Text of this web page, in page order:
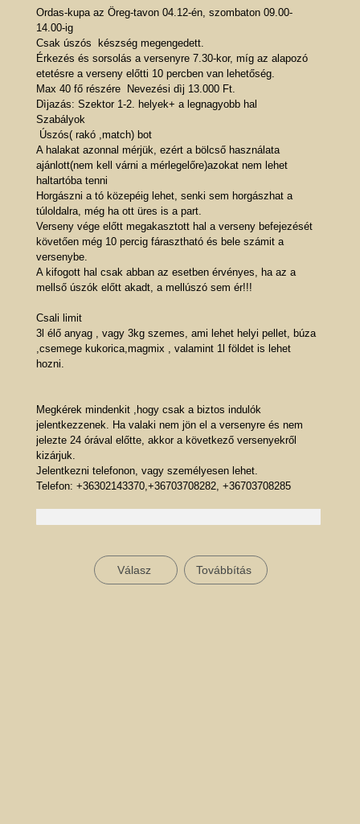
Ordas-kupa az Öreg-tavon 04.12-én, szombaton 09.00-
14.00-ig
Csak úszós készség megengedett.
Érkezés és sorsolás a versenyre 7.30-kor, míg az alapozó
etetésre a verseny előtti 10 percben van lehetőség.
Max 40 fő részére Nevezési dìj 13.000 Ft.
Dìjazás: Szektor 1-2. helyek+ a legnagyobb hal
Szabályok
Úszós( rakó ,match) bot
A halakat azonnal mérjük, ezért a bölcső használata
ajánlott(nem kell várni a mérlegelőre)azokat nem lehet
haltartóba tenni
Horgászni a tó közepéig lehet, senki sem horgászhat a
túloldalra, még ha ott üres is a part.
Verseny vége előtt megakasztott hal a verseny befejezését
követően még 10 percig fárasztható és bele számit a
versenybe.
A kifogott hal csak abban az esetben érvényes, ha az a
mellső úszók előtt akadt, a mellúszó sem ér!!!
Csali limit
3l élő anyag , vagy 3kg szemes, ami lehet helyi pellet, búza
,csemege kukorica,magmix , valamint 1l földet is lehet
hozni.
Megkérek mindenkit ,hogy csak a biztos indulók
jelentkezzenek. Ha valaki nem jön el a versenyre és nem
jelezte 24 órával előtte, akkor a következő versenyekről
kizárjuk.
Jelentkezni telefonon, vagy személyesen lehet.
Telefon: +36302143370,+36703708282, +36703708285
Válasz Továbbítás